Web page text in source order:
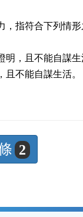
，指符合下列情
明，且不能自謀
不能自謀生活。
2